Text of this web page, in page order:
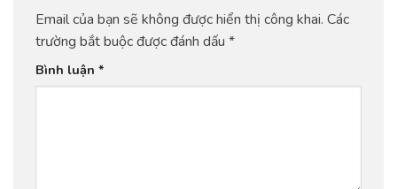
Email của bạn sẽ không được hiển thị công khai. Các
trường bắt buộc được đánh dấu *
Bình luận *